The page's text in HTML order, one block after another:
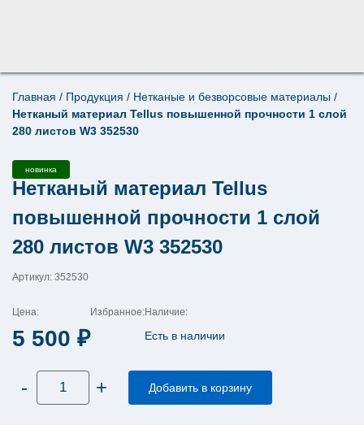
Поиск по товарам
×
Главная / Продукция / Нетканые и безворсовые материалы /
Нетканый материал Tellus повышенной прочности 1 слой
280 листов W3 352530
новинка
Нетканый материал Tellus
повышенной прочности 1 слой
280 листов W3 352530
Артикул: 352530
Цена:
5 500 ₽
Избранное:Наличие:
Есть в наличии
-
Количество
товара
материал
+ Добавить в корзину